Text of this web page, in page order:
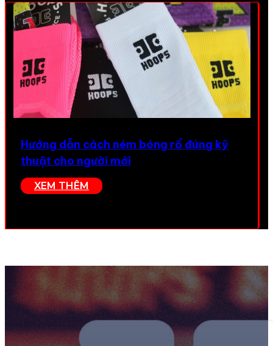
Hướng dẫn cách ném bóng rổ đúng kỹ
thuật cho người mới
XEM THÊM